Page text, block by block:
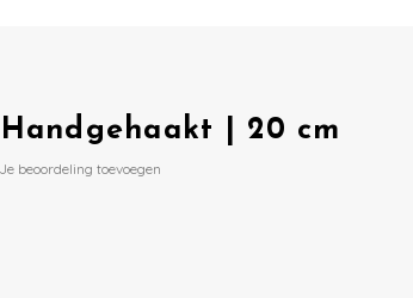
| 20 cm
Je beoordeling toevoegen